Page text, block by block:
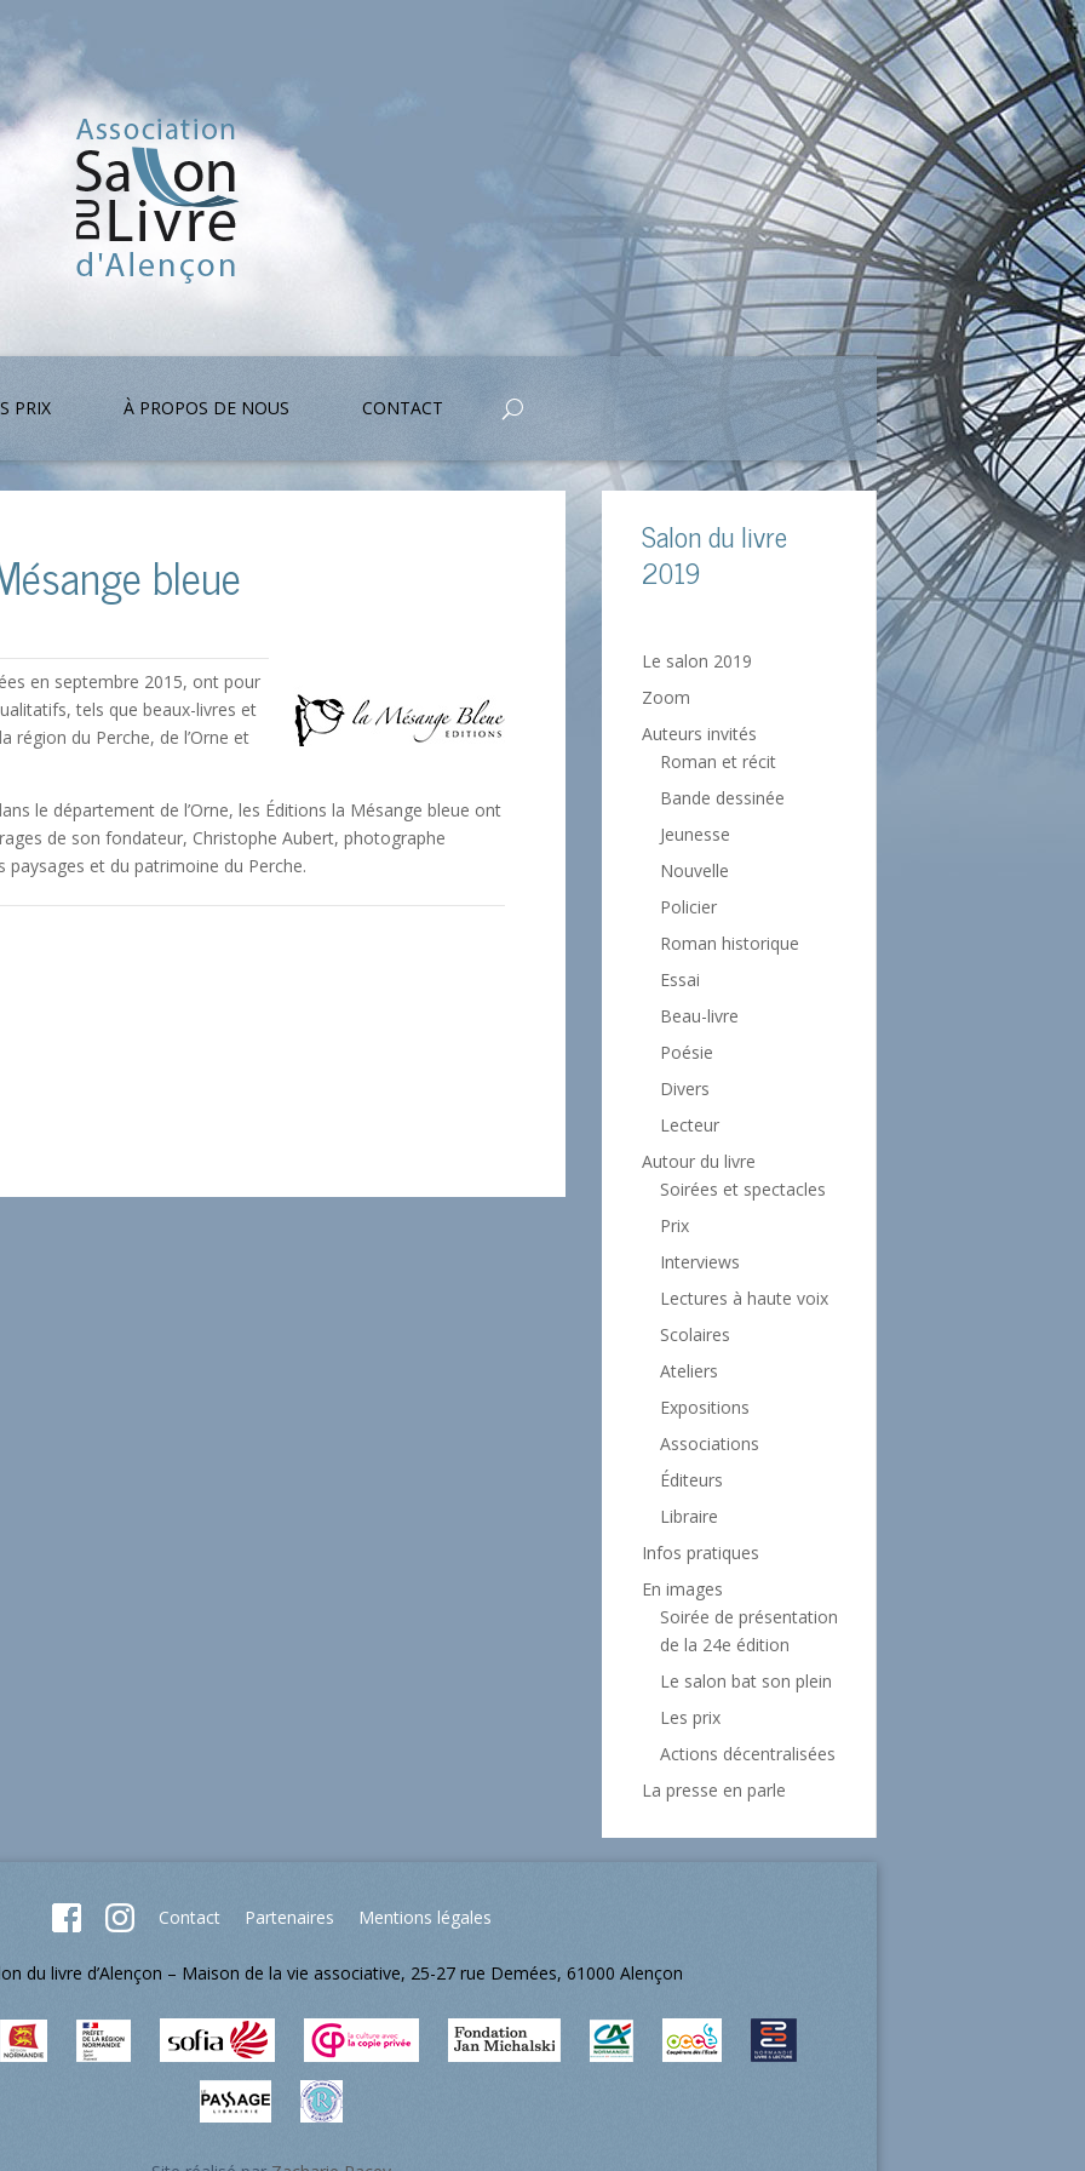
PRIX À PROPOS DE NOUS CONTACT
bleue
en septembre 2015, ont pour
tels que beaux-livres et
région du Perche, de l’Orne et
le département de l’Orne, les Éditions la Mésange bleue ont
de son fondateur, Christophe Aubert, photographe
paysages et du patrimoine du Perche.
Salon du livre
2019
Le salon 2019
Zoom
Auteurs invités
Roman et récit
Bande dessinée
Jeunesse
Nouvelle
Policier
Roman historique
Essai
Beau-livre
Poésie
Divers
Lecteur
Autour du livre
Soirées et spectacles
Prix
Interviews
Lectures à haute voix
Scolaires
Ateliers
Expositions
Associations
Éditeurs
Libraire
Infos pratiques
En images
Soirée de présentation
de la 24e édition
Le salon bat son plein
Les prix
Actions décentralisées
La presse en parle
Contact Partenaires Mentions légales
du livre d’Alençon – Maison de la vie associative, 25-27 rue Demées, 61000 Alençon